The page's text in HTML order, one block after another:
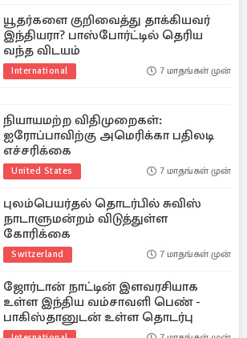
யூதர்களை குறிவைத்து தாக்கியவர்
இந்தியரா? பாஸ்போர்ட்டில் தெரிய
வந்த விடயம்
International 7 மாதங்கள் முன்
நியாயமற்ற விதிமுறைகள்:
ஐரோப்பாவிற்கு அமெரிக்கா பதிலடி
எச்சரிக்கை
United States 7 மாதங்கள் முன்
புலம்பெயர்தல் தொடர்பில் சுவிஸ்
நாடாளுமன்றம் விடுத்துள்ள
கோரிக்கை
Switzerland 7 மாதங்கள் முன்
ஜோர்டான் நாட்டின் இளவரசியாக
உள்ள இந்திய வம்சாவளி பெண் -
பாகிஸ்தானுடன் உள்ள தொடர்பு